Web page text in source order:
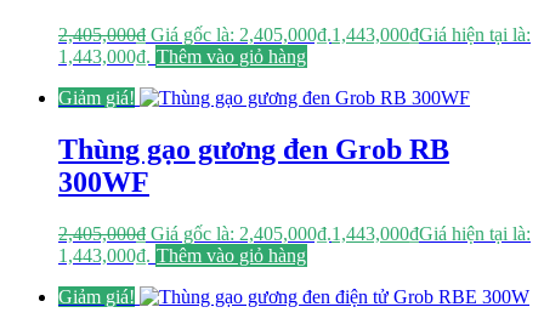
2,405,000₫ Giá gốc là: 2,405,000₫.1,443,000₫Giá hiện tại là:
1,443,000₫. Thêm vào giỏ hàng
Giảm giá!
Thùng gạo gương đen Grob RB
300WF
2,405,000₫ Giá gốc là: 2,405,000₫.1,443,000₫Giá hiện tại là:
1,443,000₫. Thêm vào giỏ hàng
Giảm giá!